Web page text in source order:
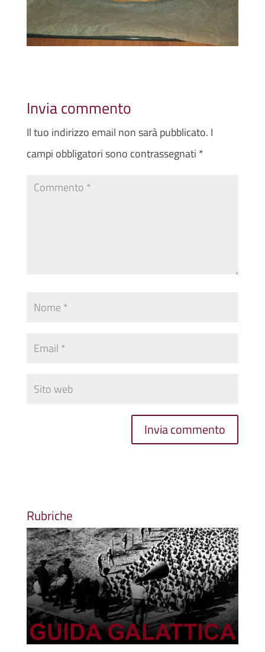
Invia commento
Il tuo indirizzo email non sarà pubblicato. I
campi obbligatori sono contrassegnati *
Rubriche